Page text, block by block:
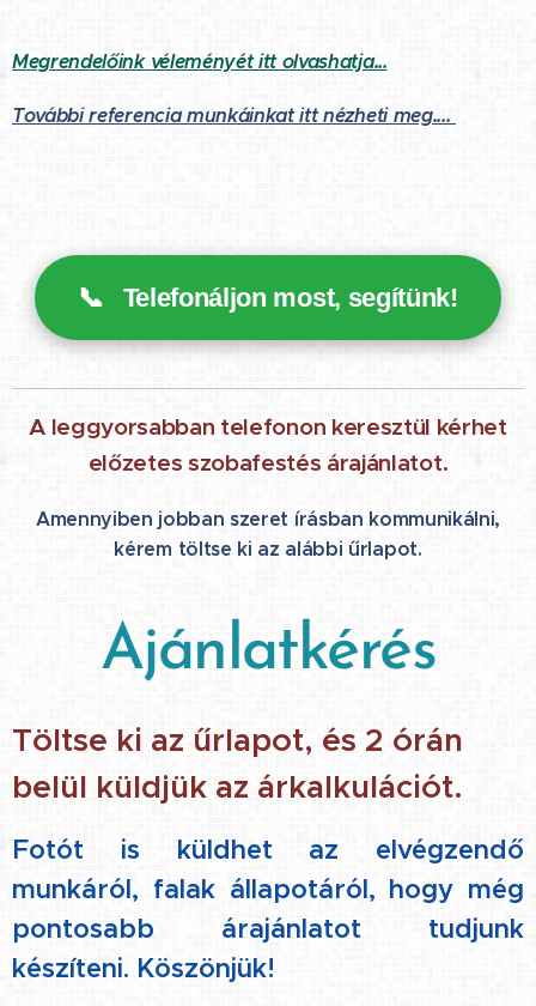
Megrendelőink véleményét itt olvashatja...
További referencia munkáinkat itt nézheti meg....
📞 Telefonáljon most, segítünk!
A leggyorsabban telefonon keresztül kérhet
előzetes szobafestés árajánlatot.
Amennyiben jobban szeret írásban kommunikálni,
kérem töltse ki az alábbi űrlapot.
Ajánlatkérés
Töltse ki az űrlapot, és 2 órán
belül küldjük az árkalkulációt.
Fotót is küldhet az elvégzendő
munkáról, falak állapotáról, hogy még
pontosabb árajánlatot tudjunk
készíteni. Köszönjük!